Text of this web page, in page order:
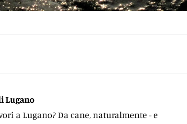
Lugano
a Lugano? Da cane, naturalmente - e